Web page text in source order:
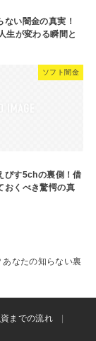
ない闇金の真実！
生が変わる瞬間と
ソフト闇金
びす5chの裏側！借
おくべき驚愕の真
あなたの知らない裏
までの流れ